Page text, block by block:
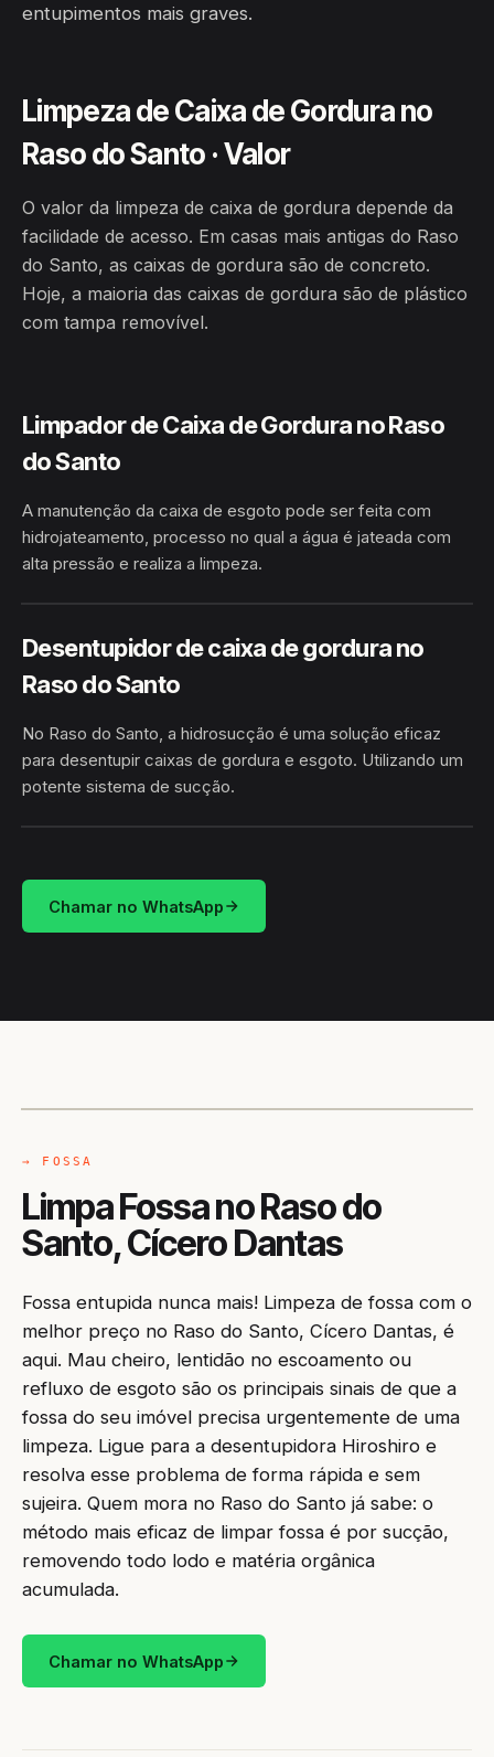
entupimentos mais graves.
Limpeza de Caixa de Gordura no
Raso do Santo · Valor
O valor da limpeza de caixa de gordura depende da
facilidade de acesso. Em casas mais antigas do Raso
do Santo, as caixas de gordura são de concreto.
Hoje, a maioria das caixas de gordura são de plástico
com tampa removível.
Limpador de Caixa de Gordura no Raso
do Santo
A manutenção da caixa de esgoto pode ser feita com
hidrojateamento, processo no qual a água é jateada com
alta pressão e realiza a limpeza.
HIDROJATEAMENTO
RASO DO SANTO · CÍCERO
Desentupidor de caixa de gordura no
Raso do Santo
No Raso do Santo, a hidrosucção é uma solução eficaz
para desentupir caixas de gordura e esgoto. Utilizando um
potente sistema de sucção.
HIDROSUCÇÃO RASO DO SANTO · CÍCERO DANTAS/BA
Chamar no WhatsApp
→ FOSSA
Limpa Fossa no Raso do
Santo, Cícero Dantas
Fossa entupida nunca mais! Limpeza de fossa com o
melhor preço no Raso do Santo, Cícero Dantas, é
aqui. Mau cheiro, lentidão no escoamento ou
refluxo de esgoto são os principais sinais de que a
fossa do seu imóvel precisa urgentemente de uma
limpeza. Ligue para a desentupidora Hiroshiro e
resolva esse problema de forma rápida e sem
sujeira. Quem mora no Raso do Santo já sabe: o
método mais eficaz de limpar fossa é por sucção,
removendo todo lodo e matéria orgânica
acumulada.
Chamar no WhatsApp